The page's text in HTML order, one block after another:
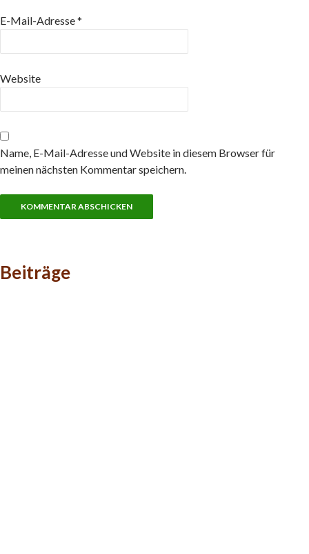
E-Mail-Adresse*
Website
Name, E-Mail-Adresse und Website in diesem Browser für
meinen nächsten Kommentar speichern.
Beiträge